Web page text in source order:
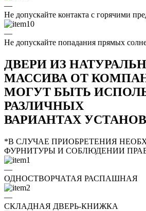
—
Не допускайте контакта с горячими
—
Не допускайте попадания прямых
ДВЕРИ ИЗ
МАССИВА ОТ
МОГУТ БЫТЬ
РАЗЛИЧНЫХ
ВАРИАНТАХ
*В СЛУЧАЕ ПРИОБРЕТЕНИЯ
ФУРНИТУРЫ И СОБЛЮДЕНИИ
—
ОДНОСТВОРЧАТАЯ РАСПАШНАЯ
—
СКЛАДНАЯ ДВЕРЬ-КНИЖКА